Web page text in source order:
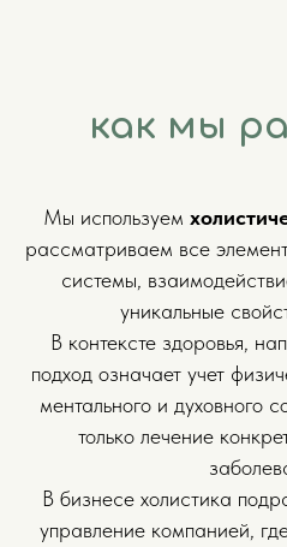
как мы
Мы используем
рассматриваем все
системы,
уникальные
В контексте здоровья,
подход означает учет
ментального и духовного
только лечение
В бизнесе холистика
управление компанией,